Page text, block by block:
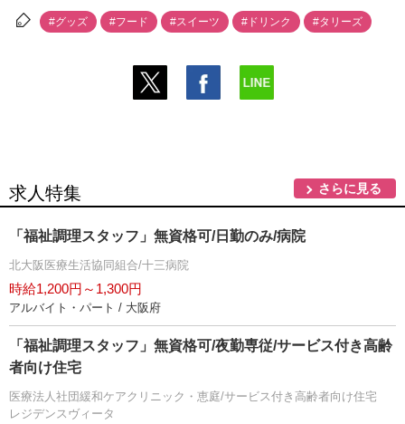
#グッズ #フード #スイーツ #ドリンク #タリーズ
求人特集 さらに見る
「福祉調理スタッフ」無資格可/日勤のみ/病院
北大阪医療生活協同組合/十三病院
時給1,200円～1,300円
アルバイト・パート / 大阪府
「福祉調理スタッフ」無資格可/夜勤専従/サービス付き高齢
者向け住宅
医療法人社団緩和ケアクリニック・恵庭/サービス付き高齢者向け住宅
レジデンスヴィータ